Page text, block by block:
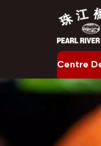
Centre